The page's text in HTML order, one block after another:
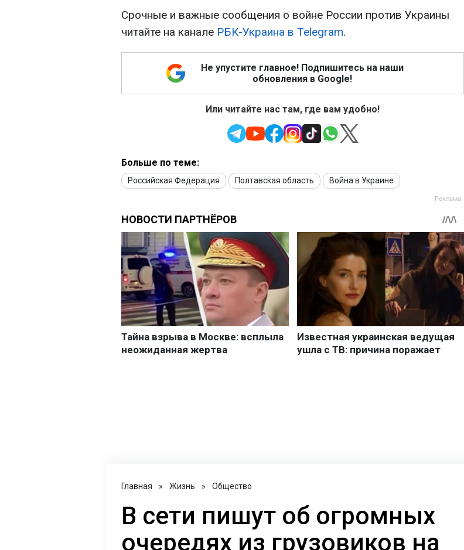
Срочные и важные сообщения о войне России против Украины
читайте на канале РБК-Украина в Telegram.
Не упустите главное! Подпишитесь на наши
обновления в Google!
Или читайте нас там, где вам удобно!
Больше по теме:
Российская Федерация Полтавская область Война в Украине
Главная » Жизнь » Общество
В сети пишут об огромных
очередях из грузовиков на